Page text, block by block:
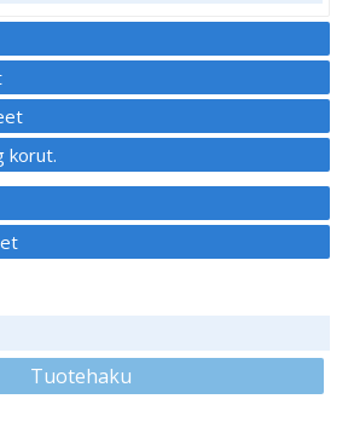
korut.
Tuotehaku